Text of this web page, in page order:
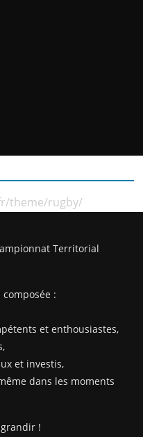
theme/rugby/
Territorial
:
et enthousiastes,
et investis,
dans les moments
!